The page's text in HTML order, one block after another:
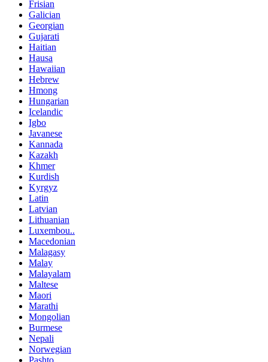
Frisian
Galician
Georgian
Gujarati
Haitian
Hausa
Hawaiian
Hebrew
Hmong
Hungarian
Icelandic
Igbo
Javanese
Kannada
Kazakh
Khmer
Kurdish
Kyrgyz
Latin
Latvian
Lithuanian
Luxembou..
Macedonian
Malagasy
Malay
Malayalam
Maltese
Maori
Marathi
Mongolian
Burmese
Nepali
Norwegian
Pashto